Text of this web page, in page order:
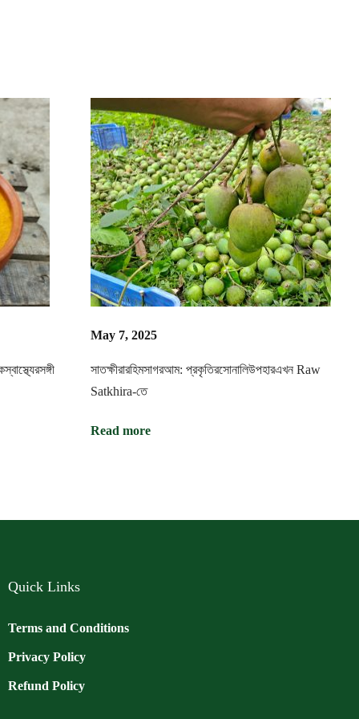
May 7, 2025
সাতক্ষীরারহিমসাগরআম: প্রকৃতিরসোনালিউপহারএখন Raw
Satkhira-তে
Read more
Quick Links
Terms and Conditions
Privacy Policy
Refund Policy